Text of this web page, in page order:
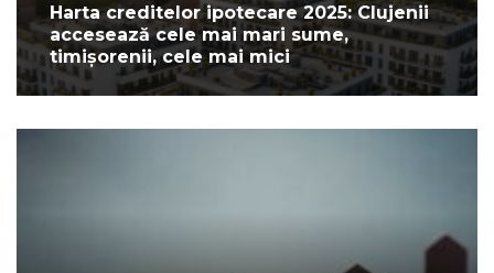
Harta creditelor ipotecare 2025: Clujenii
accesează cele mai mari sume,
timișorenii, cele mai mici